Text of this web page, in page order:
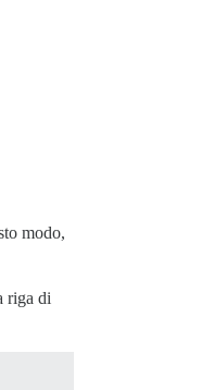
modo,
riga di